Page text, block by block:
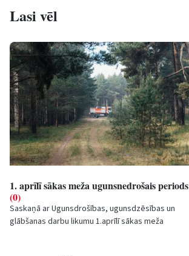
Lasi vēl
1. aprīlī sākas meža ugunsnedrošais periods
(0)
Saskaņā ar Ugunsdrošības, ugunsdzēsības un
glābšanas darbu likumu 1.aprīlī sākas meža